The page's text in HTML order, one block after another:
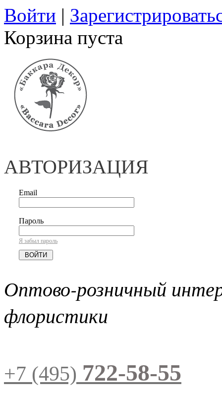
Войти |
Корзина пуста
АВТОРИЗАЦИЯ
Email
Пароль
Я забыл пароль
Оптово-розничный
флористики
+7 (495) 722-58-55